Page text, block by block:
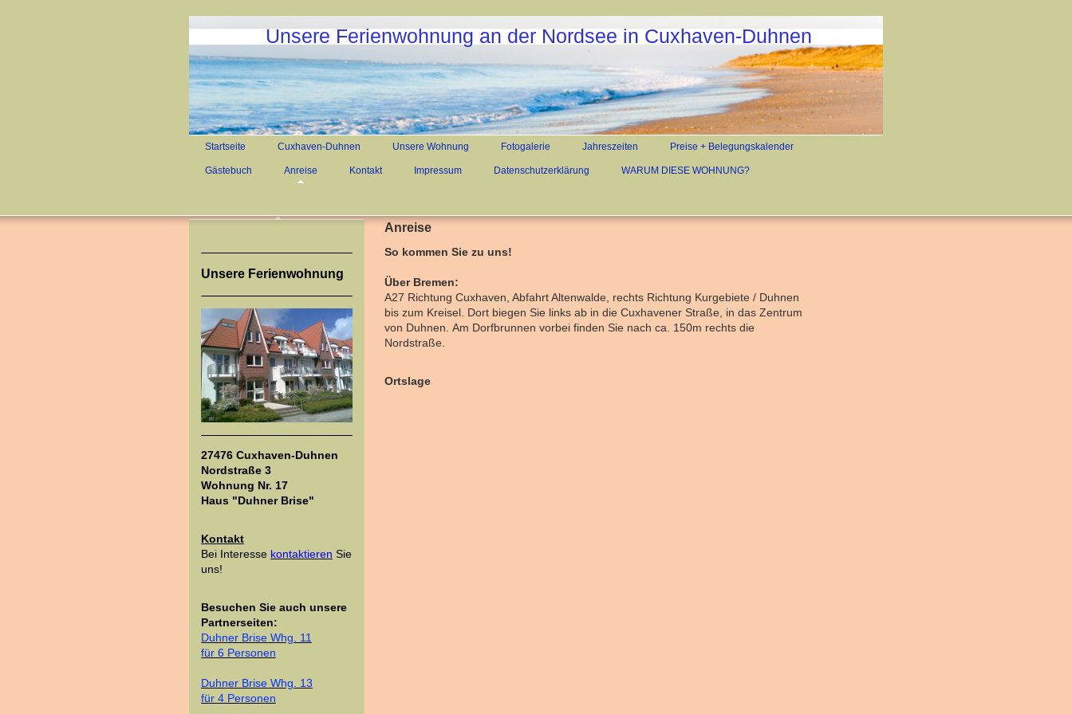
Unsere Ferienwohnung an der Nordsee in Cuxhaven-Duhnen
Startseite Cuxhaven-Duhnen Unsere Wohnung Fotogalerie Jahreszeiten Preise + Belegungskalender
Gästebuch Anreise Kontakt Impressum Datenschutzerklärung WARUM DIESE WOHNUNG?
Unsere Ferienwohnung
27476 Cuxhaven-Duhnen
Nordstraße 3
Wohnung Nr. 17
Haus "Duhner Brise"
Kontakt
Bei Interesse kontaktieren Sie
uns!
Besuchen Sie auch unsere
Partnerseiten:
Duhner Brise Whg.
11
für 6 Personen
Duhner Brise Whg. 13
für 4 Personen
Anreise
So kommen Sie zu uns!
Über Bremen:
A27 Richtung Cuxhaven, Abfahrt Altenwalde, rechts Richtung Kurgebiete / Duhnen
bis zum Kreisel. Dort biegen Sie links ab in die Cuxhavener Straße, in das Zentrum
von Duhnen. Am Dorfbrunnen vorbei finden Sie nach ca. 150m rechts die
Nordstraße.
Ortslage